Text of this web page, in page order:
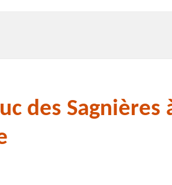
des Sagnières